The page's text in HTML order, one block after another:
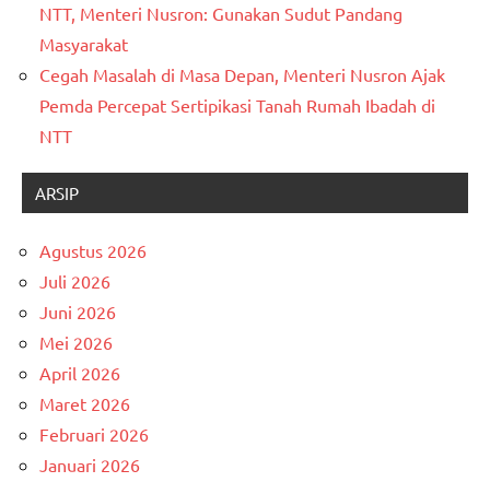
NTT, Menteri Nusron: Gunakan Sudut Pandang
Masyarakat
Cegah Masalah di Masa Depan, Menteri Nusron Ajak
Pemda Percepat Sertipikasi Tanah Rumah Ibadah di
NTT
ARSIP
Agustus 2026
Juli 2026
Juni 2026
Mei 2026
April 2026
Maret 2026
Februari 2026
Januari 2026